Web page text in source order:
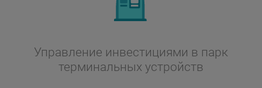
Управление инвестициями в парк
терминальных устройств